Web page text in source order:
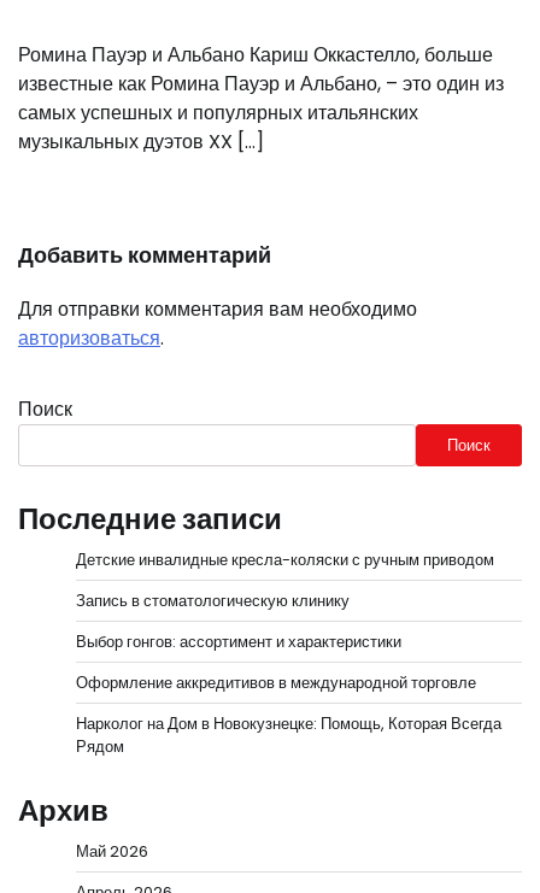
Ромина Пауэр и Альбано Кариш Оккастелло, больше
известные как Ромина Пауэр и Альбано, – это один из
самых успешных и популярных итальянских
музыкальных дуэтов XX […]
Добавить комментарий
Для отправки комментария вам необходимо
авторизоваться.
Поиск
Поиск
Последние записи
Детские инвалидные кресла-коляски с ручным приводом
Запись в стоматологическую клинику
Выбор гонгов: ассортимент и характеристики
Оформление аккредитивов в международной торговле
Нарколог на Дом в Новокузнецке: Помощь, Которая Всегда
Рядом
Архив
Май 2026